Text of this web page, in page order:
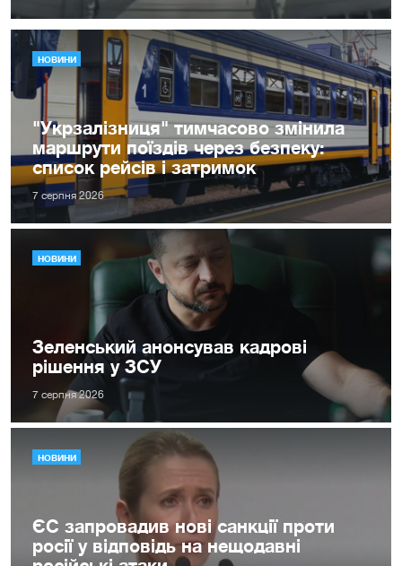
НОВИНИ
"Укрзалізниця" тимчасово змінила
маршрути поїздів через безпеку:
список рейсів і затримок
7 серпня 2026
НОВИНИ
Зеленський анонсував кадрові
рішення у ЗСУ
7 серпня 2026
НОВИНИ
ЄС запровадив нові санкції проти
росії у відповідь на нещодавні